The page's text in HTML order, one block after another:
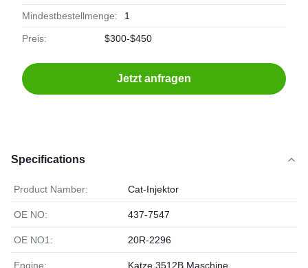
Mindestbestellmenge: 1
Preis: $300-$450
Jetzt anfragen
Specifications
Product Namber: Cat-Injektor
OE NO: 437-7547
OE NO1: 20R-2296
Engine: Katze 3512B Maschine